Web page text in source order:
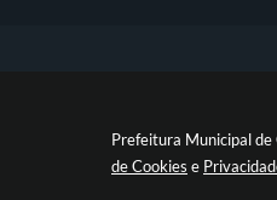
Prefeitura Municipal de
de Cookies e